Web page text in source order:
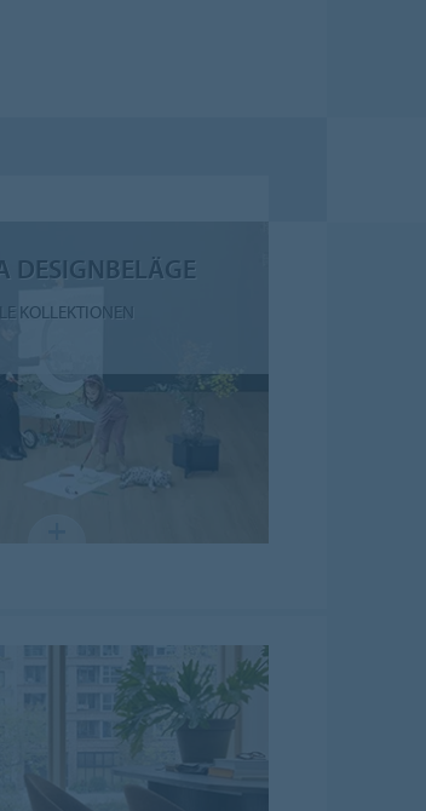
DESIGNBELÄGE
KOLLEKTIONEN